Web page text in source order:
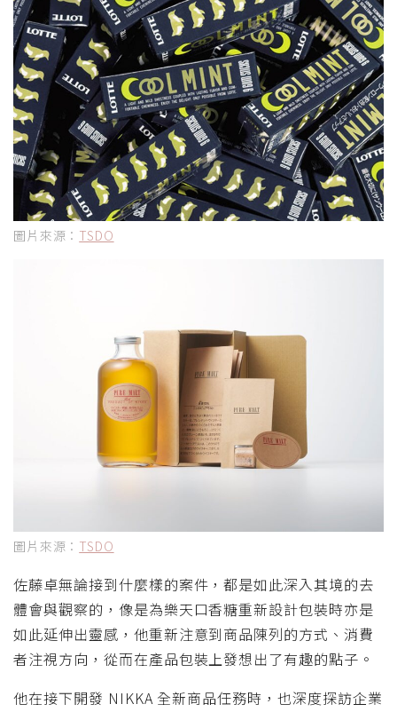
圖片來源： TSDO
圖片來源： TSDO
佐藤卓無論接到什麼樣的案件，都是如此深入其境的去
體會與觀察的，像是為樂天口香糖重新設計包裝時亦是
如此延伸出靈感，他重新注意到商品陳列的方式、消費
者注視方向，從而在產品包裝上發想出了有趣的點子。
他在接下開發 NIKKA 全新商品任務時，也深度探訪企業